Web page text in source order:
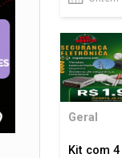
Geral
Kit com